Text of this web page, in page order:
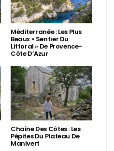
Méditerranée : Les Plus
Beaux « Sentier Du
Littoral » De Provence-
Côte D’Azur
Chaîne Des Côtes : Les
Pépites Du Plateau De
Manivert